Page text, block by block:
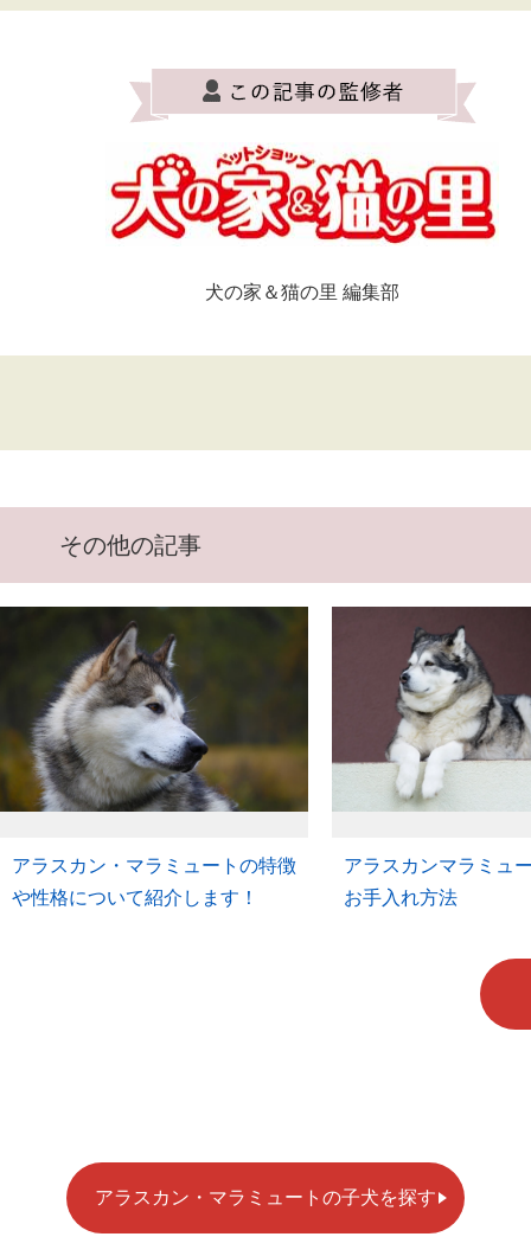
犬の家＆猫の里 編集部
その他の記事
アラスカン・マラミュートの特徴
や性格について紹介します！
アラスカンマラミュ
お手入れ方法
アラスカン・マラミュートの子犬を探す